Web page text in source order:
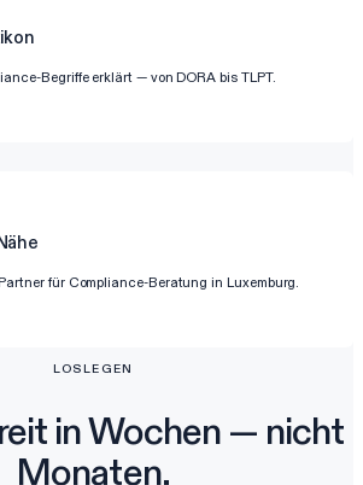
Begriffe erklärt — von DORA bis TLPT.
für Compliance-Beratung in Luxemburg.
LOSLEGEN
in Wochen — nicht
Monaten.